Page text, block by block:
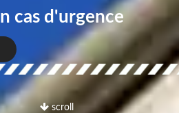
scroll
cas d'urgence